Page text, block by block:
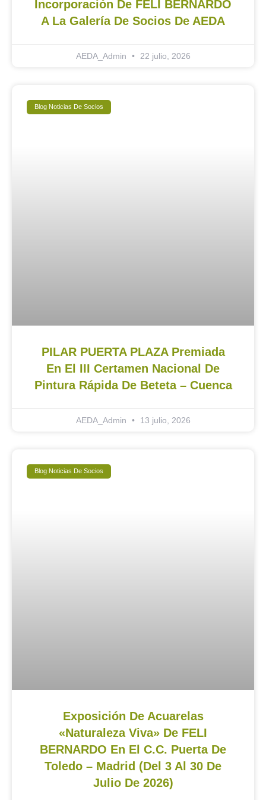
Incorporación De FELI BERNARDO
A La Galería De Socios De AEDA
AEDA_Admin 22 julio, 2026
Blog Noticias De Socios
PILAR PUERTA PLAZA Premiada
En El III Certamen Nacional De
Pintura Rápida De Beteta – Cuenca
AEDA_Admin 13 julio, 2026
Blog Noticias De Socios
Exposición De Acuarelas
«Naturaleza Viva» De FELI
BERNARDO En El C.C. Puerta De
Toledo – Madrid (del 3 Al 30 De
Julio De 2026)